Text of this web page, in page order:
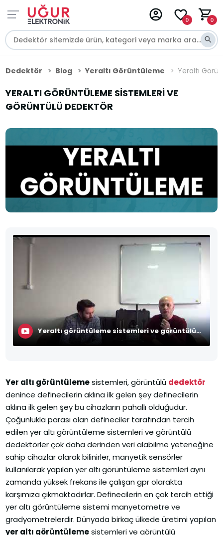
0 0
Dedektör Blog Yeraltı Görüntüleme Yeraltı
YERALTI GÖRÜNTÜLEME SISTEMLERI VE
GÖRÜNTÜLÜ DEDEKTÖR
Yeraltı görüntüleme sistemleri ve görüntülü dedektör
Yer altı görüntülemesistemleri, görüntülü dedektör
denince definecilerin aklına ilk gelen şey definecilerin
aklına ilk gelen şey bu cihazların pahallı olduğudur.
Çoğunlukla parası olan defineciler tarafından tercih
edilen yer altı görüntüleme sistemleri ve görüntülü
dedektörler çok daha derinden veri alabilme yeteneğine
sahip cihazlar olarak bilinirler, manyetik sensörler
kullanılarak yapılan yer altı görüntüleme sistemleri aynı
zamanda yüksek frekans ile çalışan gpr olarakta
karşımıza çıkmaktadırlar. Definecilerin en çok tercih ettiği
yer altı görüntüleme sistemi manyetometre ve
gradyometrelerdir. Dünyada birkaç ülkede üretimi yapılan
yer altı görüntülemesistemleri ve görüntülü